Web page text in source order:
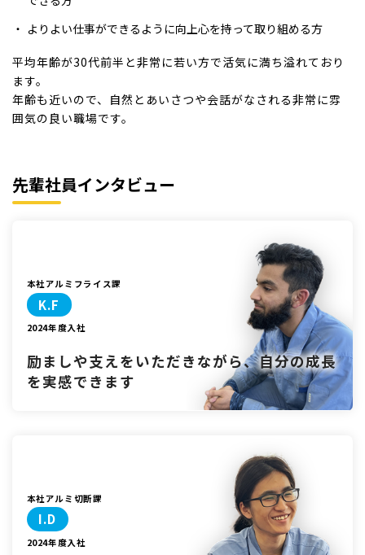
よりよい仕事ができるように向上心を持って取り組める方
平均年齢が30代前半と非常に若い方で活気に満ち溢れており
ます。
年齢も近いので、自然とあいさつや会話がなされる非常に雰
囲気の良い職場です。
先輩社員インタビュー
本社アルミフライス課
K.F
2024年度⼊社
励ましや⽀えをいただきながら、⾃分の成⻑
を実感できます
本社アルミ切断課
I.D
2024年度入社